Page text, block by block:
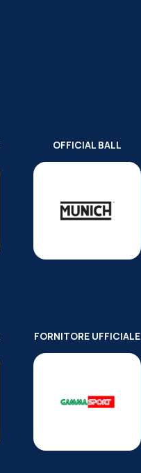
OFFICIAL BALL
FORNITORE UFFICIALE